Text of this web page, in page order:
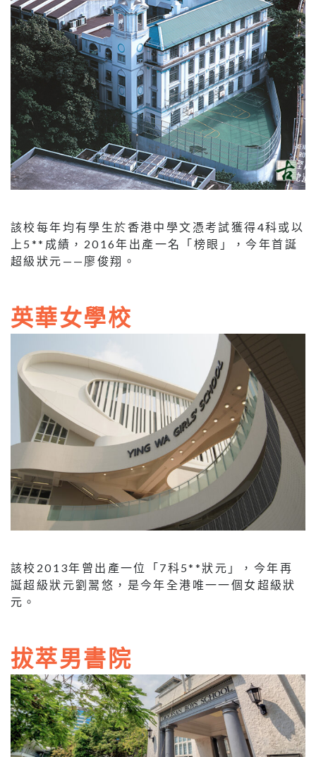
該校每年均有學生於香港中學文憑考試獲得4科或以
上5**成績，2016年出產一名「榜眼」，今年首誕
超級狀元——廖俊翔。
英華女學校
該校2013年曾出產一位「7科5**狀元」，今年再
誕超級狀元劉翯悠，是今年全港唯一一個女超級狀
元。
拔萃男書院